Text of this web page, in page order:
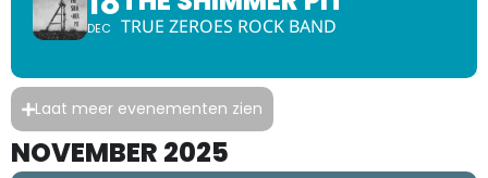
DEC TRUE ZEROES ROCK BAND
Laat meer evenementen zien
NOVEMBER 2025